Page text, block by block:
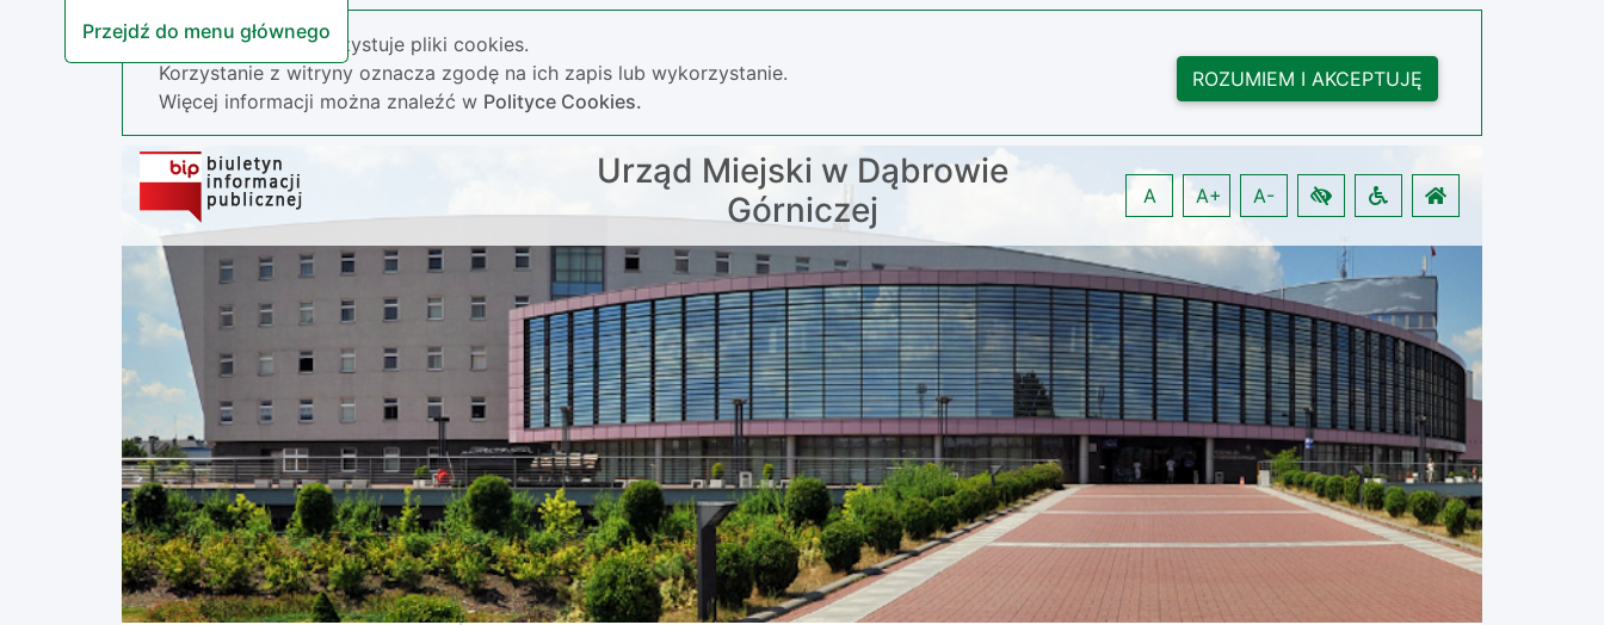
Przejdź do menu głównego
Nasza strona wykorzystuje pliki cookies.
Korzystanie z witryny oznacza zgodę na ich zapis lub wykorzystanie.
Więcej informacji można znaleźć w Polityce Cookies.
ROZUMIEM I AKCEPTUJĘ
Urząd Miejski w Dąbrowie
Górniczej
A A+ A-